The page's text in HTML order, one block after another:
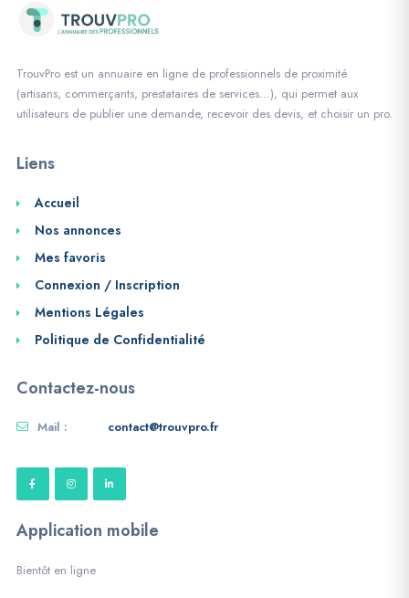
TrouvPro est un annuaire en ligne de professionnels de proximité
(artisans, commerçants, prestataires de services…), qui permet aux
utilisateurs de publier une demande, recevoir des devis, et choisir un pro.
Liens
Accueil
Nos annonces
Mes favoris
Connexion / Inscription
Mentions Légales
Politique de Confidentialité
Contactez-nous
Mail : contact@trouvpro.fr
Application mobile
Bientôt en ligne